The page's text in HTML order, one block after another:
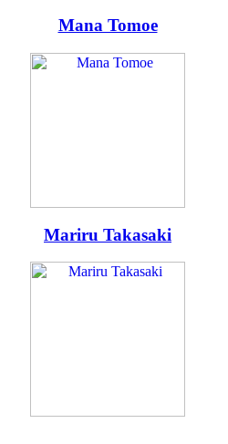
Mana Tomoe
Mariru Takasaki